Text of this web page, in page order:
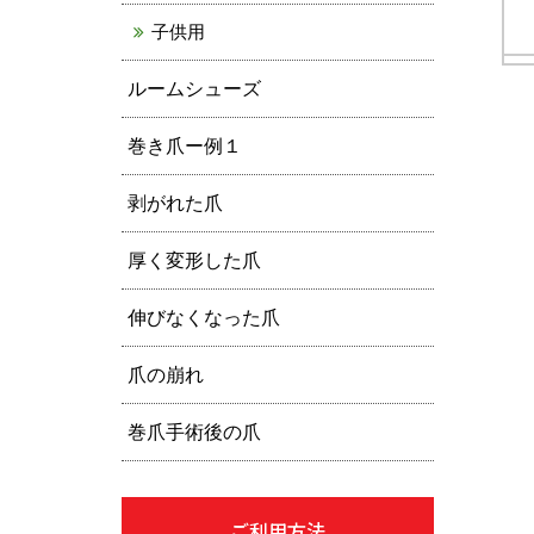
子供用
ルームシューズ
巻き爪ー例１
剥がれた爪
厚く変形した爪
伸びなくなった爪
爪の崩れ
巻爪手術後の爪